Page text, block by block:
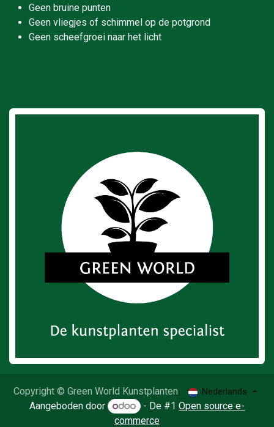
Geen bruine punten
Geen vliegjes of schimmel op de potgrond
Geen scheefgroei naar het licht
Copyright © Green World Kunstplanten Nederlands
Aangeboden door - De #1Open source e-
commerce